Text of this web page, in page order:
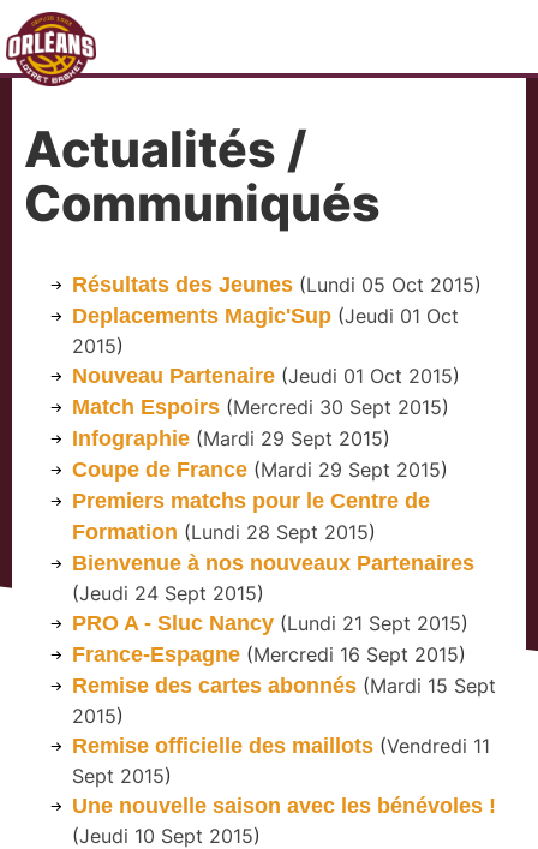
Actualités /
Communiqués
Résultats des Jeunes (Lundi 05 Oct 2015)
Deplacements Magic'Sup (Jeudi 01 Oct
2015)
Nouveau Partenaire (Jeudi 01 Oct 2015)
Match Espoirs (Mercredi 30 Sept 2015)
Infographie (Mardi 29 Sept 2015)
Coupe de France (Mardi 29 Sept 2015)
Premiers matchs pour le Centre de
Formation (Lundi 28 Sept 2015)
Bienvenue à nos nouveaux Partenaires
(Jeudi 24 Sept 2015)
PRO A - Sluc Nancy (Lundi 21 Sept 2015)
France-Espagne (Mercredi 16 Sept 2015)
Remise des cartes abonnés (Mardi 15 Sept
2015)
Remise officielle des maillots (Vendredi 11
Sept 2015)
Une nouvelle saison avec les bénévoles !
(Jeudi 10 Sept 2015)